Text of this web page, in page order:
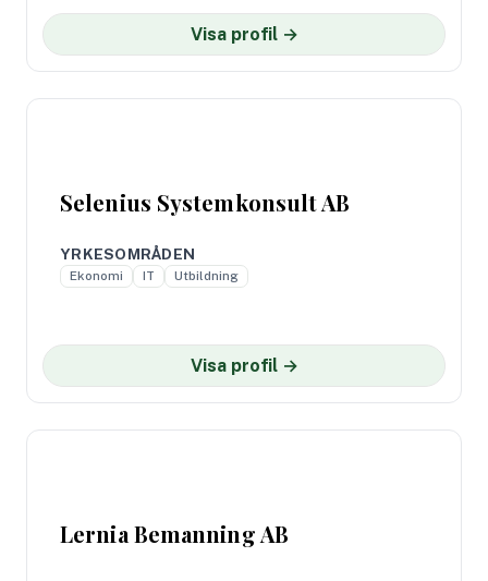
Visa profil →
Selenius Systemkonsult AB
YRKESOMRÅDEN
Ekonomi IT Utbildning
Visa profil →
Lernia Bemanning AB